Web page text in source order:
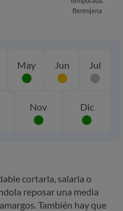
Berenjena
May Jun Jul
Nov Dic
cortarla, salarla o
reposar una media
También hay que